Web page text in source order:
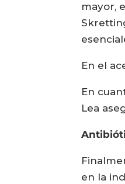
mayor,
En el
En
Lea
en la